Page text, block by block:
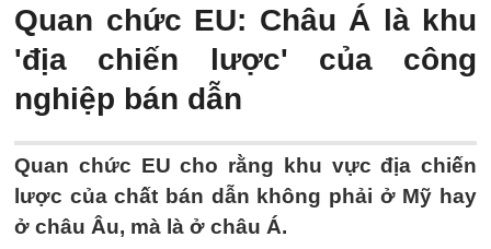
Quan chức EU: Châu Á là khu
'địa chiến lược' của công
nghiệp bán dẫn
Quan chức EU cho rằng khu vực địa chiến
lược của chất bán dẫn không phải ở Mỹ hay
ở châu Âu, mà là ở châu Á.